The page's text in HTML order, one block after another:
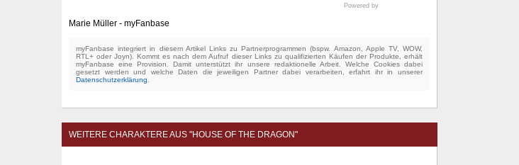
Powered by
Marie Müller - myFanbase
myFanbase integriert in diesem Artikel Links zu Partnerprogrammen (bspw. Amazon, Apple TV, WOW,
RTL+ oder Joyn). Kommt es nach dem Aufruf dieser Links zu qualifizierten Käufen der Produkte, erhält
myFanbase eine Provision. Damit unterstützt ihr unsere redaktionelle Arbeit. Welche Cookies dabei
gesetzt werden und welche Daten die jeweiligen Partner dabei verarbeiten, erfahrt ihr in unserer
Datenschutzerklärung
WEITERE CHARAKTERE AUS "HOUSE OF THE DRAGON"